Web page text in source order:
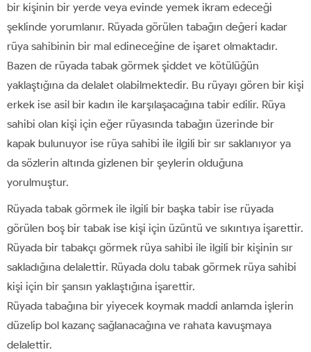
bir kişinin bir yerde veya evinde yemek ikram edeceği
şeklinde yorumlanır. Rüyada görülen tabağın değeri kadar
rüya sahibinin bir mal edineceğine de işaret olmaktadır.
Bazen de rüyada tabak görmek şiddet ve kötülüğün
yaklaştığına da delalet olabilmektedir. Bu rüyayı gören bir kişi
erkek ise asil bir kadın ile karşılaşacağına tabir edilir. Rüya
sahibi olan kişi için eğer rüyasında tabağın üzerinde bir
kapak bulunuyor ise rüya sahibi ile ilgili bir sır saklanıyor ya
da sözlerin altında gizlenen bir şeylerin olduğuna
yorulmuştur.
Rüyada tabak görmek ile ilgili bir başka tabir ise rüyada
görülen boş bir tabak ise kişi için üzüntü ve sıkıntıya işarettir.
Rüyada bir tabakçı görmek rüya sahibi ile ilgili bir kişinin sır
sakladığına delalettir. Rüyada dolu tabak görmek rüya sahibi
kişi için bir şansın yaklaştığına işarettir.
Rüyada tabağına bir yiyecek koymak maddi anlamda işlerin
düzelip bol kazanç sağlanacağına ve rahata kavuşmaya
delalettir.